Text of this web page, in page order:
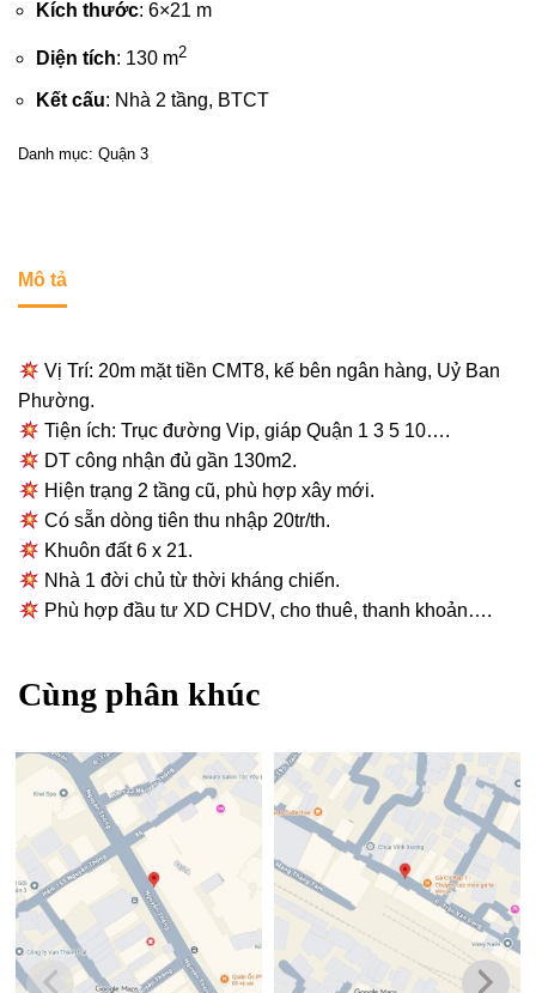
Kích thước: 6×21 m
Diện tích: 130 m2
Kết cấu: Nhà 2 tầng, BTCT
Danh mục: Quận 3
Mô tả
Vị Trí: 20m mặt tiền CMT8, kế bên ngân hàng, Uỷ Ban
Phường.
Tiện ích: Trục đường Vip, giáp Quận 1 3 5 10….
DT công nhận đủ gần 130m2.
Hiện trạng 2 tầng cũ, phù hợp xây mới.
Có sẵn dòng tiên thu nhập 20tr/th.
Khuôn đất 6 x 21.
Nhà 1 đời chủ từ thời kháng chiến.
Phù hợp đầu tư XD CHDV, cho thuê, thanh khoản….
Cùng phân khúc